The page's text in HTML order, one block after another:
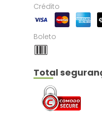
Crédito
Boleto
Total